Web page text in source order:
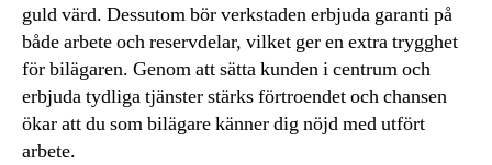
guld värd. Dessutom bör verkstaden erbjuda garanti på
både arbete och reservdelar, vilket ger en extra trygghet
för bilägaren. Genom att sätta kunden i centrum och
erbjuda tydliga tjänster stärks förtroendet och chansen
ökar att du som bilägare känner dig nöjd med utfört
arbete.